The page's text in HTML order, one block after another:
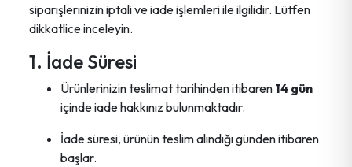
siparişlerinizin iptali ve iade işlemleri ile ilgilidir. Lütfen
dikkatlice inceleyin.
1. İade Süresi
Ürünlerinizin teslimat tarihinden itibaren 14 gün
içinde iade hakkınız bulunmaktadır.
İade süresi, ürünün teslim alındığı günden itibaren
başlar.